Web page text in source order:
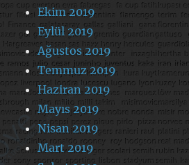
Ekim 2019
Eylül 2019
Ağustos 2019
Temmuz 2019
Haziran 2019
Mayıs 2019
Nisan 2019
Mart 2019